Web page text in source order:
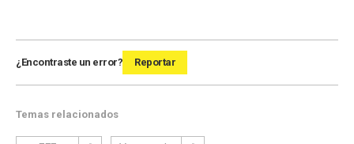
¿Encontraste un error? Reportar
Temas relacionados